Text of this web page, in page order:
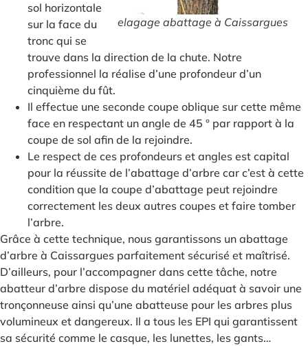
elagage abattage à Caissargues
sol horizontale
sur la face du
tronc qui se
trouve dans la direction de la chute. Notre
professionnel la réalise d’une profondeur d’un
cinquième du fût.
Il effectue une seconde coupe oblique sur cette même
face en respectant un angle de 45 ° par rapport à la
coupe de sol afin de la rejoindre.
Le respect de ces profondeurs et angles est capital
pour la réussite de l’abattage d’arbre car c’est à cette
condition que la coupe d’abattage peut rejoindre
correctement les deux autres coupes et faire tomber
l’arbre.
Grâce à cette technique, nous garantissons un abattage
d’arbre à Caissargues parfaitement sécurisé et maîtrisé.
D’ailleurs, pour l’accompagner dans cette tâche, notre
abatteur d’arbre dispose du matériel adéquat à savoir une
tronçonneuse ainsi qu’une abatteuse pour les arbres plus
volumineux et dangereux. Il a tous les EPI qui garantissent
sa sécurité comme le casque, les lunettes, les gants…